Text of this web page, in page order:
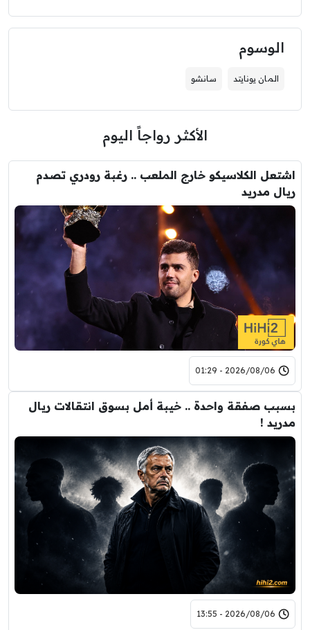
الوسوم
المان يونايتد سانشو
الأكثر رواجاً اليوم
اشتعل الكلاسيكو خارج الملعب .. رغبة رودري تصدم
ريال مدريد
2026/08/06 - 01:29
بسبب صفقة واحدة .. خيبة أمل بسوق انتقالات ريال
مدريد !
2026/08/06 - 13:55